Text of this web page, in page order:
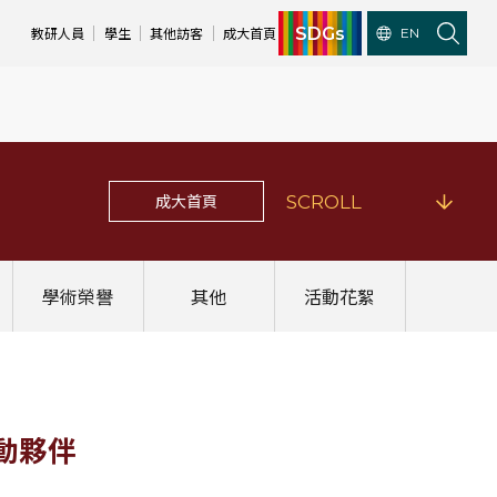
教研人員 學生 其他訪客 成大首頁 SDGs EN
成大首頁 SCROLL
學術榮譽 其他 活動花絮
夥伴